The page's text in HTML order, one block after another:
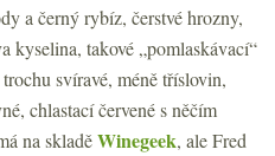
a černý rybíz, čerstvé hrozny,
kyselina, takové „pomlaskávací“
svíravé, méně tříslovin,
chlastací červené s něčím
na skladěWinegeek, ale Fred